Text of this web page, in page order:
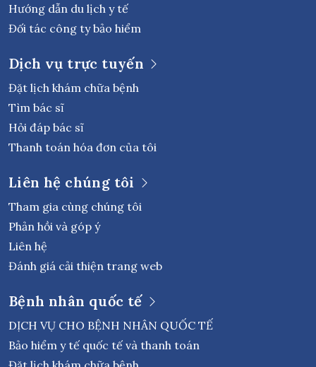
Hướng dẫn du lịch y tế
Đối tác công ty bảo hiểm
Dịch vụ trực tuyến
Đặt lịch khám chữa bệnh
Tìm bác sĩ
Hỏi đáp bác sĩ
Thanh toán hóa đơn của tôi
Liên hệ chúng tôi
Tham gia cùng chúng tôi
Phản hồi và góp ý
Liên hệ
Đánh giá cải thiện trang web
Bệnh nhân quốc tế
DỊCH VỤ CHO BỆNH NHÂN QUỐC TẾ
Bảo hiểm y tế quốc tế và thanh toán